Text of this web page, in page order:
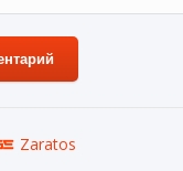
Zaratos